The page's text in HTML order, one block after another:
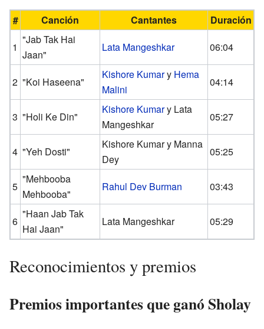
# Canción Cantantes
Duración
1
"Jab Tak Hai
Jaan"
Lata Mangeshkar 06:04
2 "Koi Haseena"
Kishore Kumary Hema
Malini
04:14
3 "Holi Ke Din"
Kishore Kumary Lata
Mangeshkar
05:27
4 "Yeh Dosti"
Kishore Kumar y Manna
Dey
05:25
5
"Mehbooba
Mehbooba"
Rahul Dev Burman 03:43
6
"Haan Jab Tak
Hai Jaan"
Lata Mangeshkar 05:29
Reconocimientos y premios
Premios importantes que ganó Sholay